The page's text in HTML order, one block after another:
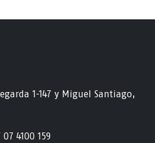
1-147 y Miguel Santiago,
4100 159